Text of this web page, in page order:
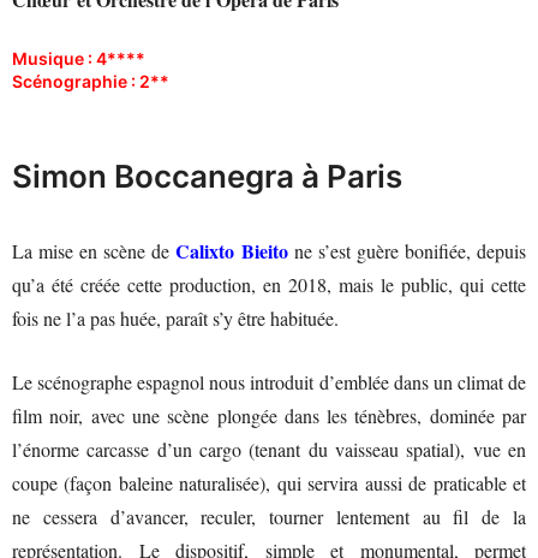
Musique : 4****
Scénographie : 2**
Simon Boccanegra à Paris
La mise en scène deCalixto Bieitone s’est guère bonifiée, depuis
qu’a été créée cette production, en 2018, mais le public, qui cette
fois ne l’a pas huée, paraît s’y être habituée.
Le scénographe espagnol nous introduit d’emblée dans un climat de
film noir, avec une scène plongée dans les ténèbres, dominée par
l’énorme carcasse d’un cargo (tenant du vaisseau spatial), vue en
coupe (façon baleine naturalisée), qui servira aussi de praticable et
ne cessera d’avancer, reculer, tourner lentement au fil de la
représentation. Le dispositif, simple et monumental, permet